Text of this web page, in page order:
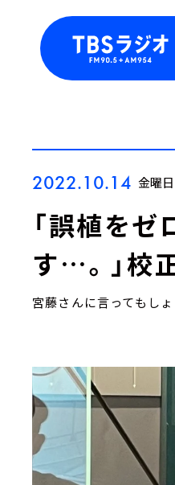
2022.10.14 金曜日
「誤植を
す…。」校
宮藤さんに言ってもし